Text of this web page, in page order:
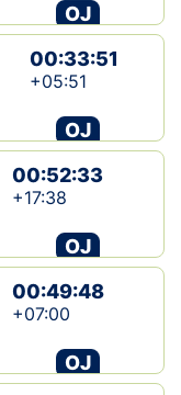
OJ
00:33:51
+05:51
OJ
00:52:33
+17:38
OJ
00:49:48
+07:00
OJ